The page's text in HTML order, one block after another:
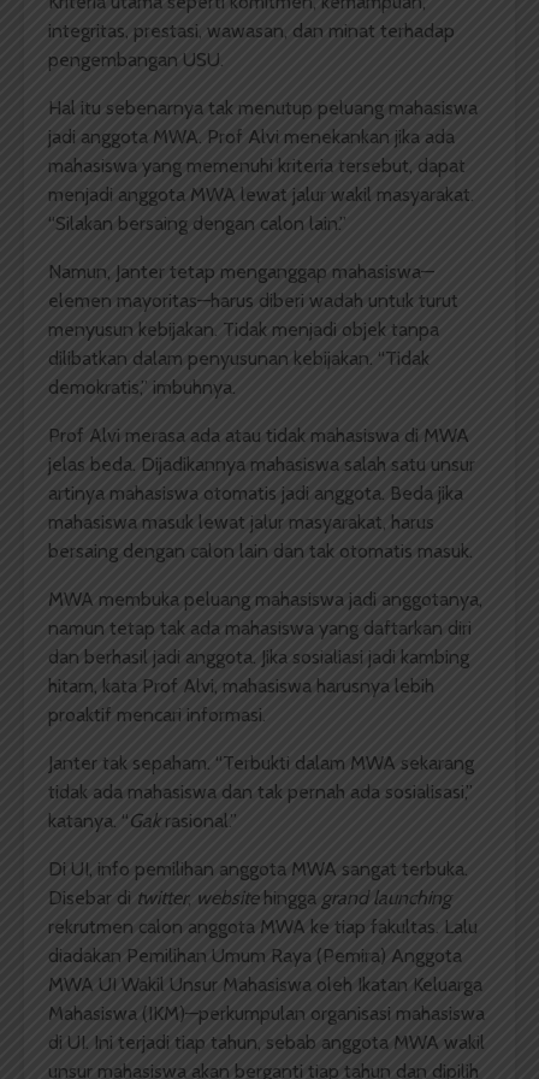
integritas, prestasi, wawasan, dan minat terhadap
pengembangan USU.
Hal itu sebenarnya tak menutup peluang mahasiswa
jadi anggota MWA. Prof Alvi menekankan jika ada
mahasiswa yang memenuhi kriteria tersebut, dapat
menjadi anggota MWA lewat jalur wakil masyarakat.
“Silakan bersaing dengan calon lain.”
Namun, Janter tetap menganggap mahasiswa—
elemen mayoritas—harus diberi wadah untuk turut
menyusun kebijakan. Tidak menjadi objek tanpa
dilibatkan dalam penyusunan kebijakan. “Tidak
demokratis,” imbuhnya.
Prof Alvi merasa ada atau tidak mahasiswa di MWA
jelas beda. Dijadikannya mahasiswa salah satu unsur
artinya mahasiswa otomatis jadi anggota. Beda jika
mahasiswa masuk lewat jalur masyarakat, harus
bersaing dengan calon lain dan tak otomatis masuk.
MWA membuka peluang mahasiswa jadi anggotanya,
namun tetap tak ada mahasiswa yang daftarkan diri
dan berhasil jadi anggota. Jika sosialiasi jadi kambing
hitam, kata Prof Alvi, mahasiswa harusnya lebih
proaktif mencari informasi.
Janter tak sepaham. “Terbukti dalam MWA sekarang
tidak ada mahasiswa dan tak pernah ada sosialisasi,”
katanya. “Gakrasional.”
Di UI, info pemilihan anggota MWA sangat terbuka.
Disebar di twitter, websitehingga grand launching
rekrutmen calon anggota MWA ke tiap fakultas. Lalu
diadakan Pemilihan Umum Raya (Pemira) Anggota
MWA UI Wakil Unsur Mahasiswa oleh Ikatan Keluarga
Mahasiswa (IKM)—perkumpulan organisasi mahasiswa
di UI. Ini terjadi tiap tahun, sebab anggota MWA wakil
unsur mahasiswa akan berganti tiap tahun dan dipilih